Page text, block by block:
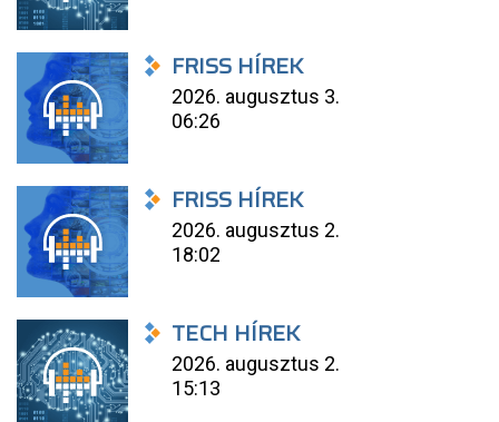
FRISS HÍREK
2026. augusztus 3.
06:26
FRISS HÍREK
2026. augusztus 2.
18:02
TECH HÍREK
2026. augusztus 2.
15:13